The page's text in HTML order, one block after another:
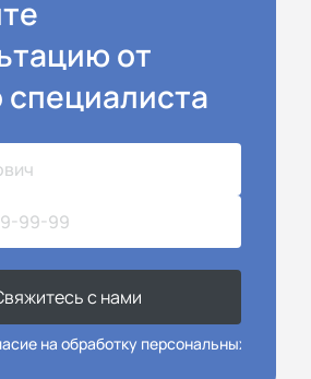
от
специалиста
с нами
на обработку персональных